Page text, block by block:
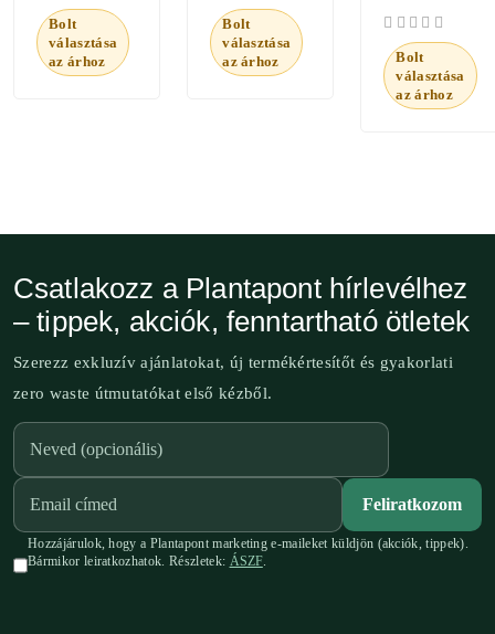
Bolt
választása
az árhoz
Bolt
választása
az árhoz
Bolt
választása
az árhoz
Csatlakozz a Plantapont hírlevélhez
– tippek, akciók, fenntartható ötletek
Szerezz exkluzív ajánlatokat, új termékértesítőt és gyakorlati
zero waste útmutatókat első kézből.
Feliratkozom
Hozzájárulok, hogy a Plantapont marketing e-maileket küldjön (akciók, tippek).
Bármikor leiratkozhatok. Részletek: ÁSZF.